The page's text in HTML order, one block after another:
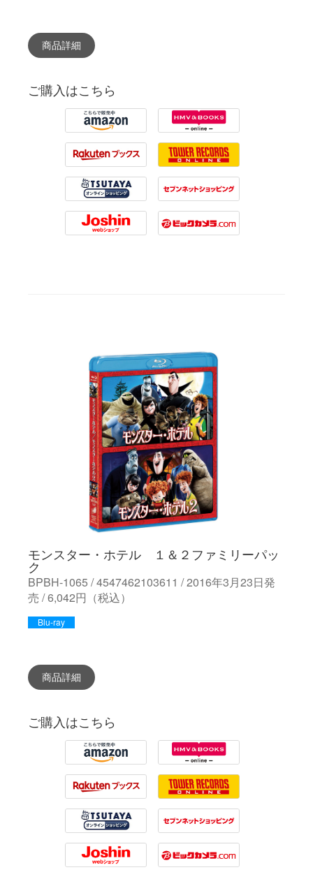
商品詳細
ご購入はこちら
Amazon HMV
Rakuten Tower Records
Tsutaya 7net
Joshin Biccamera
モンスター・ホテル １＆２ファミリーパッ
ク
BPBH-1065 / 4547462103611 / 2016年3月23日発
売 / 6,042円（税込）
Blu-ray
商品詳細
ご購入はこちら
Amazon HMV
Rakuten Tower Records
Tsutaya 7net
Joshin Biccamera